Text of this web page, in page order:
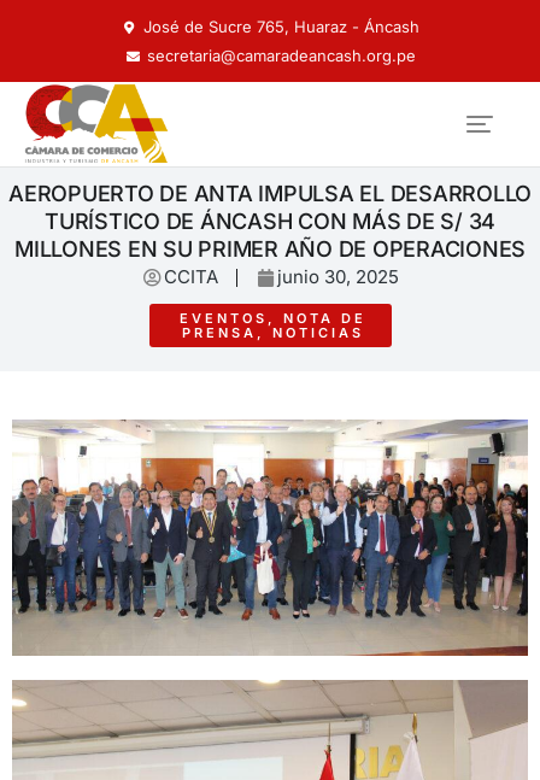
José de Sucre 765, Huaraz - Áncash
secretaria@camaradeancash.org.pe
AEROPUERTO DE ANTA IMPULSA EL DESARROLLO
TURÍSTICO DE ÁNCASH CON MÁS DE S/ 34
MILLONES EN SU PRIMER AÑO DE OPERACIONES
CCITA junio 30, 2025
EVENTOS , NOTA DE
PRENSA , NOTICIAS